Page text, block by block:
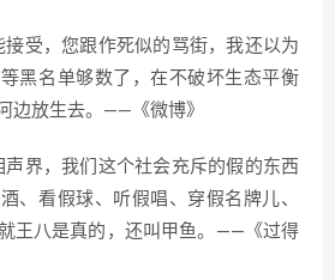
受，您跟作死似的骂街，我还以为
黑名单够数了，在不破坏生态平衡
边放生去。——《微博》
界，我们这个社会充斥的假的东西
、看假球、听假唱、穿假名牌儿、
王八是真的，还叫甲鱼。——《过得